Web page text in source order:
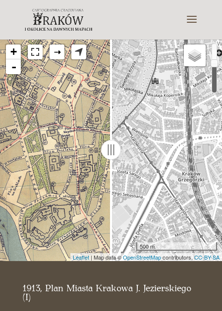
+
-
⇢
500 m
Leaflet| Map data ©OpenStreetMapcontributors,CC-BY-SA
1913, Plan Miasta Krakowa J. Jezierskiego
(I)